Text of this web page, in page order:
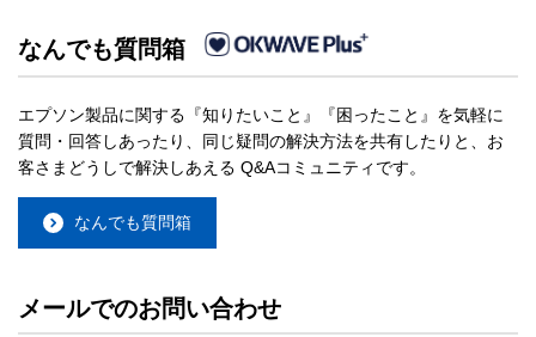
なんでも質問箱
エプソン製品に関する『知りたいこと』『困ったこと』を気軽に
質問・回答しあったり、同じ疑問の解決方法を共有したりと、お
客さまどうしで解決しあえる Q&Aコミュニティです。
なんでも質問箱
メールでのお問い合わせ